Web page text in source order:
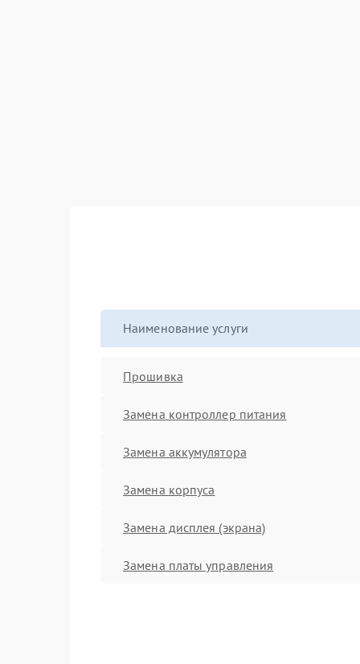
Наименование услуги
Прошивка
Замена контроллер питания
Замена аккумулятора
Замена корпуса
Замена дисплея (экрана)
Замена платы управления